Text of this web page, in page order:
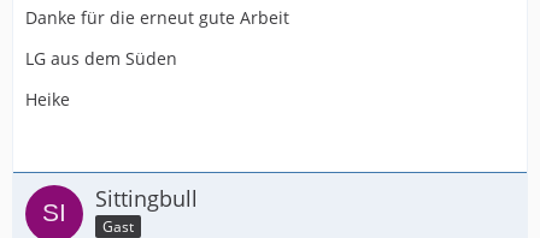
Danke für die erneut gute Arbeit
LG aus dem Süden
Heike
Sittingbull
Gast